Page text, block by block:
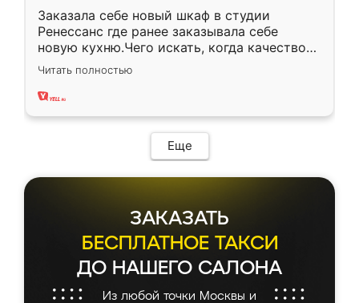
Заказала себе новый шкаф в студии
Ренессанс где ранее заказывала себе
новую кухню.Чего искать, когда качеством
вполне довольна. Служит кухня уже почти
два года, нареканий нет.
Читать полностью
Еще
ЗАКАЗАТЬ
БЕСПЛАТНОЕ ТАКСИ
ДО НАШЕГО САЛОНА
Из любой точки Москвы и